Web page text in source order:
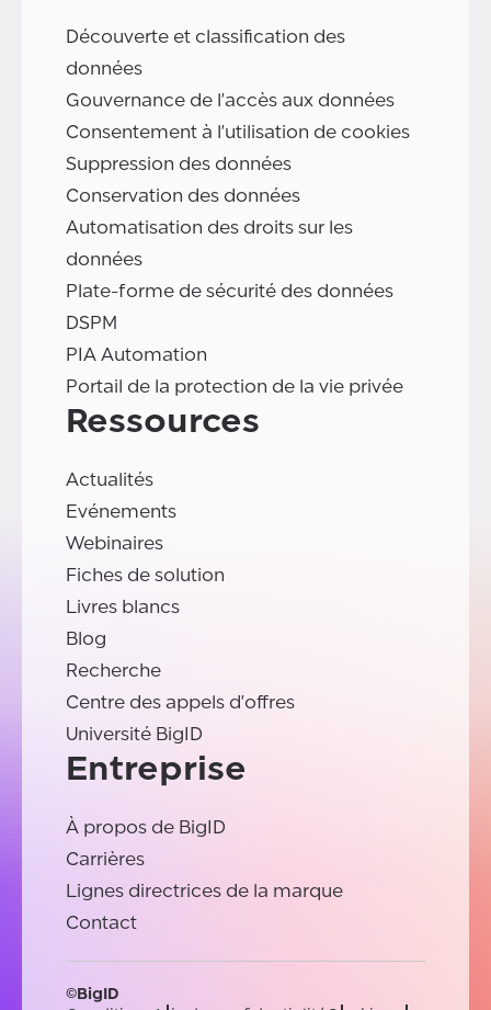
Découverte et classification des
données
Gouvernance de l'accès aux données
Consentement à l'utilisation de cookies
Suppression des données
Conservation des données
Automatisation des droits sur les
données
Plate-forme de sécurité des données
DSPM
PIA Automation
Portail de la protection de la vie privée
Ressources
Actualités
Evénements
Webinaires
Fiches de solution
Livres blancs
Blog
Recherche
Centre des appels d'offres
Université BigID
Entreprise
À propos de BigID
Carrières
Lignes directrices de la marque
Contact
©BigID